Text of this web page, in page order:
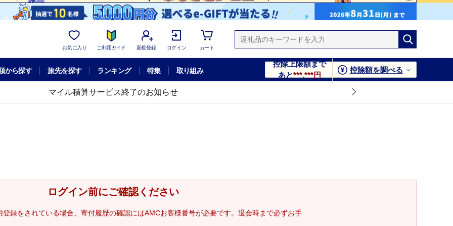
お気に入り ご利用ガイド 新規登録 ログイン カート
から探す 旅先を探す ランキング 特集 取り組み
控除上限額まで
あと***,***円
控除額を調べる
マイル積算サービス終了のお知らせ
ログイン前にご確認ください
登録をされている場合、寄付履歴の確認にはAMCお客様番号が必要です。退会時まで必ずお手